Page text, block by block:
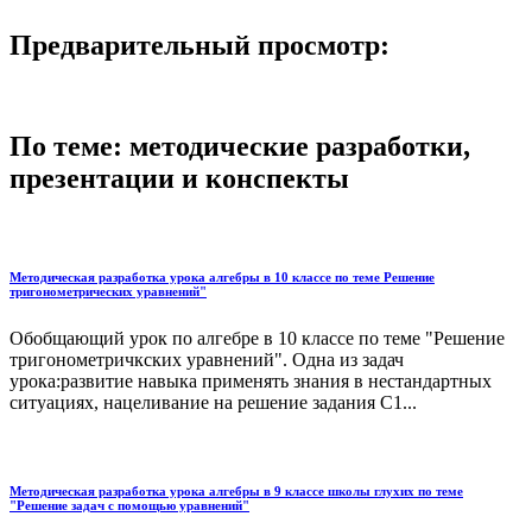
Предварительный просмотр:
По теме: методические разработки,
презентации и конспекты
Методическая разработка урока алгебры в 10 классе по теме Решение
тригонометрических уравнений"
Обобщающий урок по алгебре в 10 классе по теме "Решение
тригонометричкских уравнений". Одна из задач
урока:развитие навыка применять знания в нестандартных
ситуациях, нацеливание на решение задания С1...
Методическая разработка урока алгебры в 9 классе школы глухих по теме
"Решение задач с помощью уравнений"